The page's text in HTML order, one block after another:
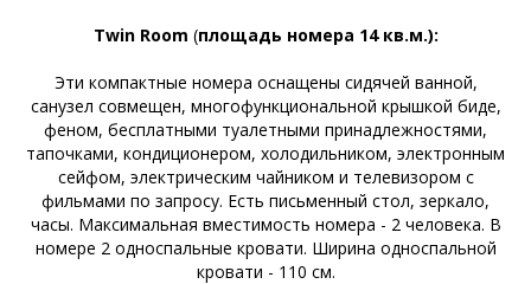
Twin Room (площадь номера 14 кв.м.):
Эти компактные номера оснащены сидячей ванной,
санузел совмещен, многофункциональной крышкой биде,
феном, бесплатными туалетными принадлежностями,
тапочками, кондиционером, холодильником, электронным
сейфом, электрическим чайником и телевизором с
фильмами по запросу. Есть письменный стол, зеркало,
часы. Максимальная вместимость номера - 2 человека. В
номере 2 односпальные кровати. Ширина односпальной
кровати - 110 см.